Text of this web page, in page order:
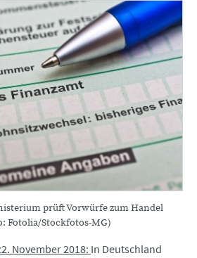
prüft Vorwürfe zum Handel
Fotolia/Stockfotos-MG)
November 2018: In Deutschland